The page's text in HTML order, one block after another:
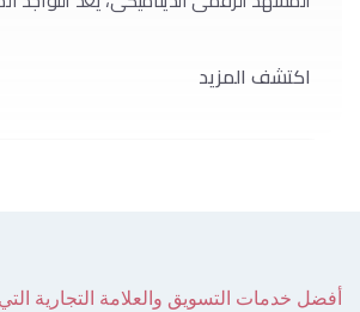
الحاسمة لنجاح المشروع عبر الإنترنت. من
اكتشف المزيد
أفضل خدمات التسويق والعلامة التجارية